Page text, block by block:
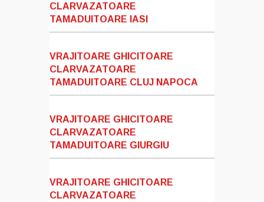
CLARVAZATOARE
TAMADUITOARE IASI
VRAJITOARE GHICITOARE
CLARVAZATOARE
TAMADUITOARE CLUJ NAPOCA
VRAJITOARE GHICITOARE
CLARVAZATOARE
TAMADUITOARE GIURGIU
VRAJITOARE GHICITOARE
CLARVAZATOARE